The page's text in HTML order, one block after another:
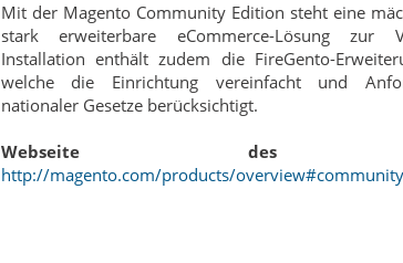
Mit der Magento Community Edition steht eine
stark erweiterbare eCommerce-Lösung zur
Installation enthält zudem die FireGento-
welche die Einrichtung vereinfacht und
nationaler Gesetze berücksichtigt.
Webseite des
http://magento.com/products/overview#community